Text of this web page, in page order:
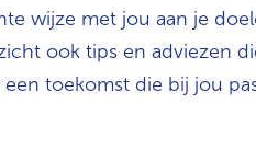
wijze met jou aan je
ook tips en adviezen
toekomst die bij jou